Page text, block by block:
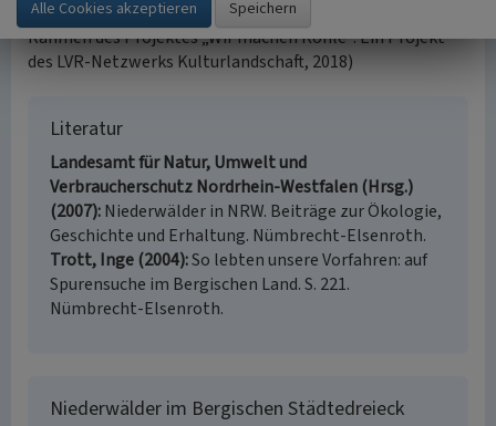
(Biologische Station Mittlere Wupper, erstellt im
Rahmen des Projektes „Wir machen Kohle“. Ein Projekt
des LVR-Netzwerks Kulturlandschaft, 2018)
Literatur
Landesamt für Natur, Umwelt und
Verbraucherschutz Nordrhein-Westfalen (Hrsg.)
(2007) Niederwälder in NRW. Beiträge zur Ökologie,
Geschichte und Erhaltung. Nümbrecht-Elsenroth.
Trott, Inge (2004) So lebten unsere Vorfahren: auf
Spurensuche im Bergischen Land. S. 221.
Nümbrecht-Elsenroth.
Niederwälder im Bergischen Städtedreieck